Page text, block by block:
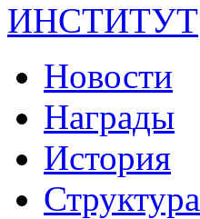
ИНСТИТУТ
Новости
Награды
История
Структура